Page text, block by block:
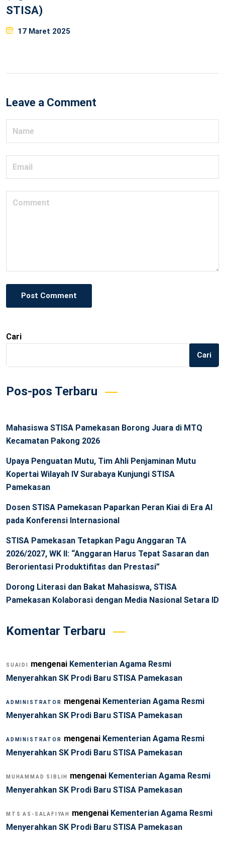
STISA)
Posted
17 Maret 2025
Leave a Comment
Post Comment
Cari
Cari
Pos-pos Terbaru
Mahasiswa STISA Pamekasan Borong Juara di MTQ
Kecamatan Pakong 2026
Upaya Penguatan Mutu, Tim Ahli Penjaminan Mutu
Kopertai Wilayah IV Surabaya Kunjungi STISA
Pamekasan
Dosen STISA Pamekasan Paparkan Peran Kiai di Era AI
pada Konferensi Internasional
STISA Pamekasan Tetapkan Pagu Anggaran TA
2026/2027, WK II: “Anggaran Harus Tepat Sasaran dan
Berorientasi Produktifitas dan Prestasi”
Dorong Literasi dan Bakat Mahasiswa, STISA
Pamekasan Kolaborasi dengan Media Nasional Setara ID
Komentar Terbaru
SUAIDI mengenai Kementerian Agama Resmi
Menyerahkan SK Prodi Baru STISA Pamekasan
ADMINISTRATOR mengenai Kementerian Agama Resmi
Menyerahkan SK Prodi Baru STISA Pamekasan
ADMINISTRATOR mengenai Kementerian Agama Resmi
Menyerahkan SK Prodi Baru STISA Pamekasan
MUHAMMAD SIBLIH mengenai Kementerian Agama Resmi
Menyerahkan SK Prodi Baru STISA Pamekasan
MTS AS-SALAFIYAH mengenai Kementerian Agama Resmi
Menyerahkan SK Prodi Baru STISA Pamekasan